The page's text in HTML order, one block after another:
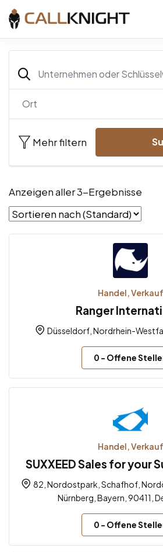
Mehr filtern
Anzeigen aller 3-Ergebnisse
Handel, Verkauf
Ranger
Düsseldorf, Nordrhein-
0 - Offene
Handel, Verkauf
SUXXEED Sales for your
82, Nordostpark, Schafhof,
Nürnberg, Bayern, 90411,
0 - Offene